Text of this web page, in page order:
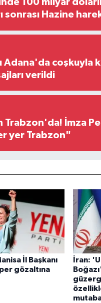
100 milyar
sonrası Hazine
Adana'da coşkuyla
verildi
Trabzon'da! İmza
yer Trabzon"
İl Başkanı
gözaltına
İran: